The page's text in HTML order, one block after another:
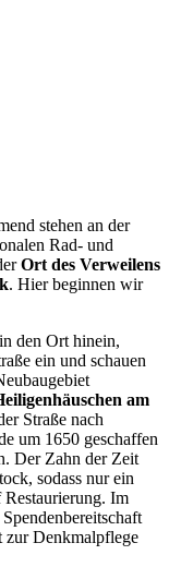
stehen an der
Rad- und
Ort des Verweilens
. Hier beginnen wir
den Ort hinein,
ein und schauen
am
Straße nach
um 1650 geschaffen
Der Zahn der Zeit
sodass nur ein
Im
zur Denkmalpflege